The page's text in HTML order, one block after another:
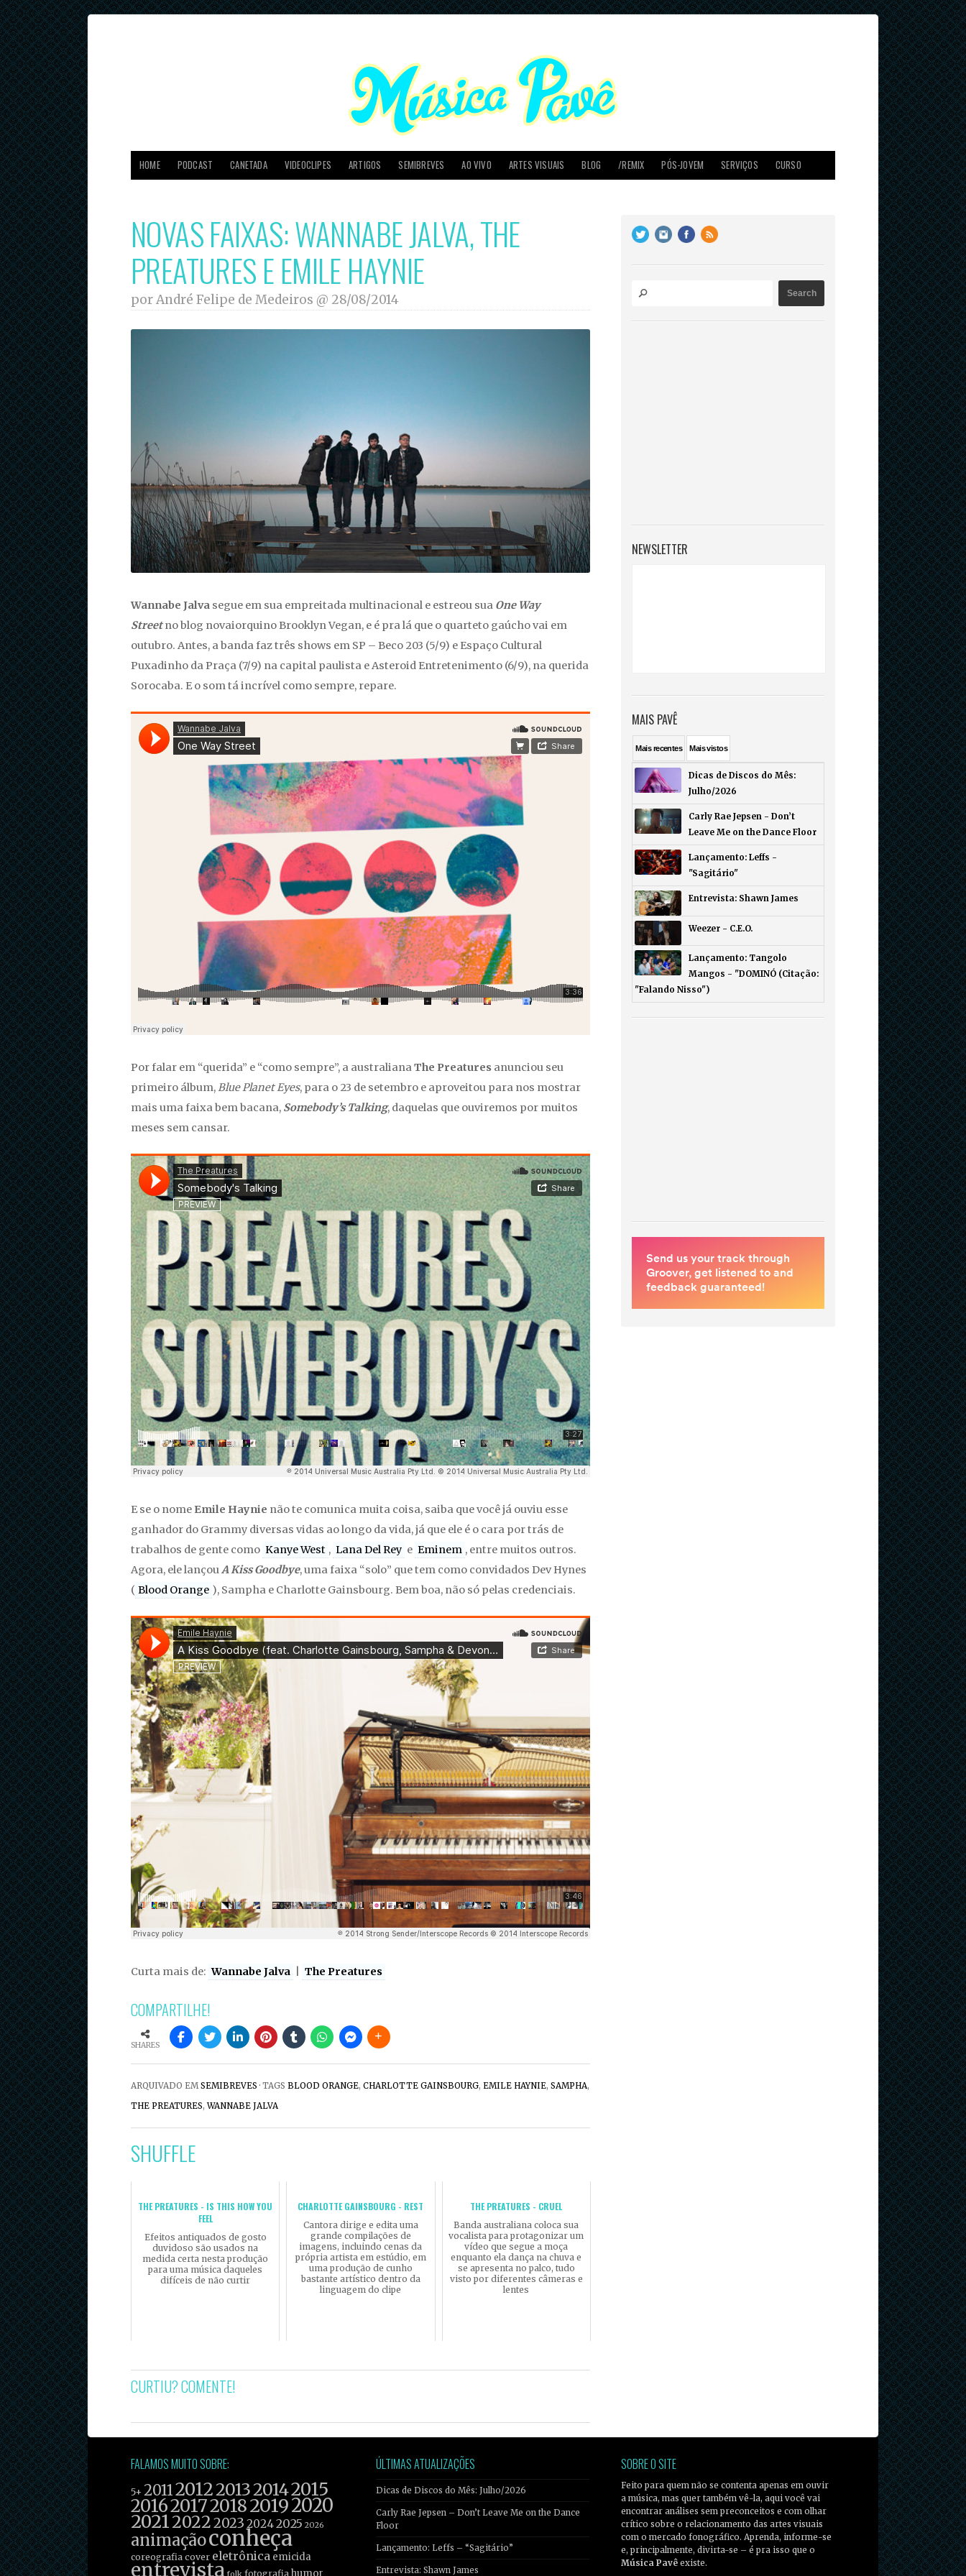
HOME PODCAST CANETADA VIDEOCLIPES ARTIGOS SEMIBREVES AO VIVO ARTES VISUAIS BLOG /REMIX PÓS-JOVEM SERVIÇOS CURSO
NOVAS FAIXAS: WANNABE JALVA, THE
PREATURES E EMILE HAYNIE
por André Felipe de Medeiros @ 28/08/2014
Wannabe Jalva segue em sua empreitada multinacional e estreou sua One Way
Street no blog novaiorquino Brooklyn Vegan, e é pra lá que o quarteto gaúcho vai em
outubro. Antes, a banda faz três shows em SP – Beco 203 (5/9) e Espaço Cultural
Puxadinho da Praça (7/9) na capital paulista e Asteroid Entretenimento (6/9), na querida
Sorocaba. E o som tá incrível como sempre, repare.
Por falar em “querida” e “como sempre”, a australianaThe Preatures anunciou seu
primeiro álbum,Blue Planet Eyes, para o 23 de setembro e aproveitou para nos mostrar
mais uma faixa bem bacana, Somebody’s Talking, daquelas que ouviremos por muitos
meses sem cansar.
E se o nome Emile Haynie não te comunica muita coisa, saiba que você já ouviu esse
ganhador do Grammy diversas vidas ao longo da vida, já que ele é o cara por trás de
trabalhos de gente como Kanye West , Lana Del Rey e Eminem , entre muitos outros.
Agora, ele lançouA KissGoodbye, uma faixa “solo” que tem como convidados Dev Hynes
( Blood Orange ), Sampha e Charlotte Gainsbourg. Bem boa, não só pelas credenciais.
Curta mais de: Wannabe Jalva The Preatures
COMPARTILHE!
SHARES
ARQUIVADO EMSEMIBREVES · TAGS BLOOD ORANGE, CHARLOTTE GAINSBOURG, EMILE HAYNIE, SAMPHA,
THE PREATURES,WANNABE JALVA
SHUFFLE
THE PREATURES - IS THIS HOW YOU
FEEL
Efeitos antiquados de gosto
duvidoso são usados na
medida certa nesta produção
para uma música daqueles
difíceis de não curtir
CHARLOTTE GAINSBOURG - REST
Cantora dirige e edita uma
grande compilações de
imagens, incluindo cenas da
própria artista em estúdio, em
uma produção de cunho
bastante artístico dentro da
linguagem do clipe
THE PREATURES - CRUEL
Banda australiana coloca sua
vocalista para protagonizar um
vídeo que segue a moça
enquanto ela dança na chuva e
se apresenta no palco, tudo
visto por diferentes câmeras e
lentes
CURTIU? COMENTE!
NEWSLETTER
MAIS PAVÊ
Maisrecentes Maisvistos
Dicas de Discos do Mês:
Julho/2026
Carly Rae Jepsen - Don’t
Leave Me on the Dance Floor
Lançamento: Leffs -
"Sagitário"
Entrevista: Shawn James
Weezer - C.E.O.
Lançamento: Tangolo
Mangos - "DOMINÓ (Citação:
"Falando Nisso")
FALAMOS MUITO SOBRE:
5+ 20112012201320142015
20162017201820192020
202120222023 20242025 2026
animaçãoconheça
coreografia cover eletrônica emicida
entrevista fotografia
ÚLTIMAS ATUALIZAÇÕES
Dicas de Discos do Mês: Julho/2026
Carly Rae Jepsen – Don’t Leave Me on the Dance
Floor
Lançamento: Leffs – “Sagitário”
Entrevista: Shawn James
SOBRE O SITE
Feito para quem não se contenta apenas em ouvir
a música, mas quer também vê-la, aqui você vai
encontrar análises sem preconceitos e com olhar
crítico sobre o relacionamento das artes visuais
com o mercado fonográfico. Aprenda, informe-se
e, principalmente, divirta-se – é pra isso que o
Música Pavê existe.